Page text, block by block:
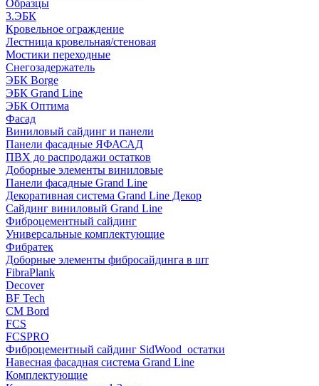
Образцы
3.ЭБК
Кровельное ограждение
Лестница кровельная/стеновая
Мостики переходные
Снегозадержатель
ЭБК Borge
ЭБК Grand Line
ЭБК Оптима
Фасад
Виниловый сайдинг и панели
Панели фасадные ЯФАСАД
ПВХ до распродажи остатков
Доборные элементы виниловые
Панели фасадные Grand Line
Декоративная система Grand Line Декор
Сайдинг виниловый Grand Line
Фиброцементный сайдинг
Универсальные комплектующие
Фибратек
Доборные элементы фибросайдинга в шт
FibraPlank
Decover
BF Tech
CM Bord
FCS
FCSPRO
Фиброцементный сайдинг SidWood_остатки
Навесная фасадная система Grand Line
Комплектующие